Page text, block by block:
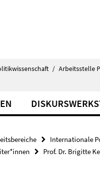
/ Arbeitsstelle
Internationale
Prof. Dr. Brigitte